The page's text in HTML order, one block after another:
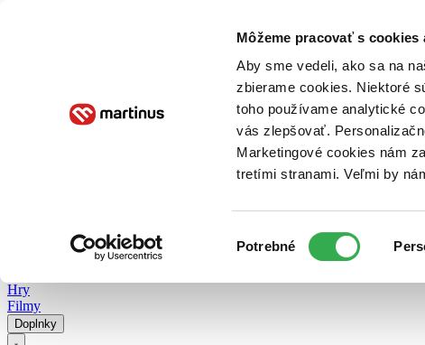
Môžeme pracovať s
Aby sme vedeli, ako sa na
zbierame cookies. Niektoré
toho používame analytické
vás zlepšovať.
Marketingové cookies nám
tretími stranami. Veľmi by
súhlasu
Potrebné
Poukážky Kontakt
Hry
Filmy
Doplnky